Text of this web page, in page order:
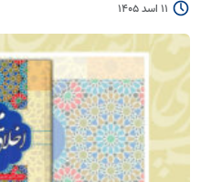
11 اسد 1405